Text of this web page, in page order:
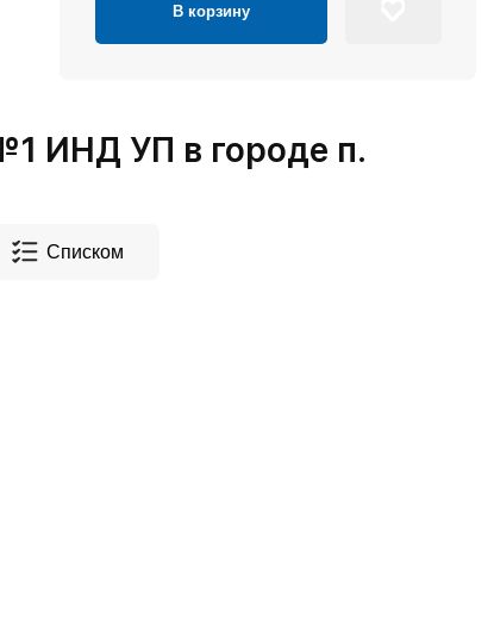
В корзину
ИНД УП в городе п.
Списком